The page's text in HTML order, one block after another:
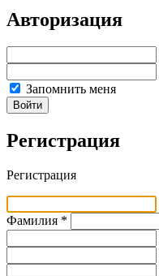
Авторизация
Запомнить меня
Войти
Регистрация
Регистрация
Фамилия *